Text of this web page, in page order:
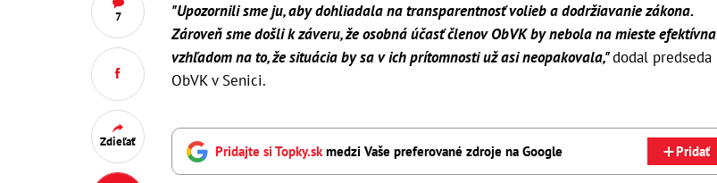
7
Zdieľať
"Upozornili sme ju, aby dohliadala na transparentnosť volieb a dodržiavanie zákona.
Zároveň sme došli k záveru, že osobná účasť členov ObVK by nebola na mieste efektívna
vzhľadom na to, že situácia by sa v ich prítomnosti už asi neopakovala,"dodal predseda
ObVK v Senici.
Pridajte si Topky.sk medzi Vaše preferované zdroje na Google Pridať